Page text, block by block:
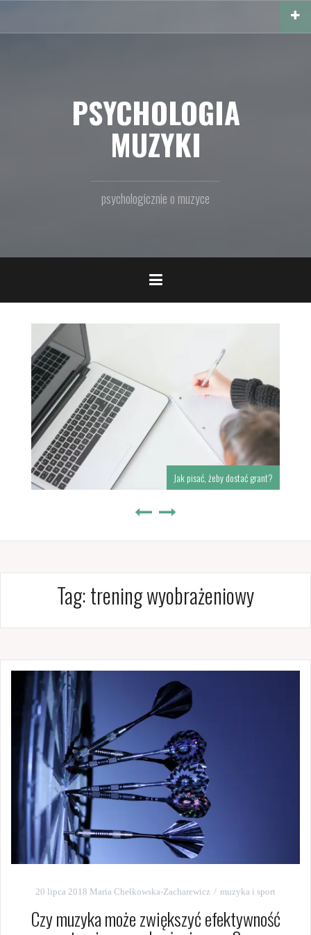
PSYCHOLOGIA
MUZYKI
psychologicznie o muzyce
Jak pisać, żeby dostać grant?
Tag:trening wyobrażeniowy
20 lipca 2018 Maria Chełkowska-Zacharewicz muzyka i sport
Czy muzyka może zwiększyć efektywność